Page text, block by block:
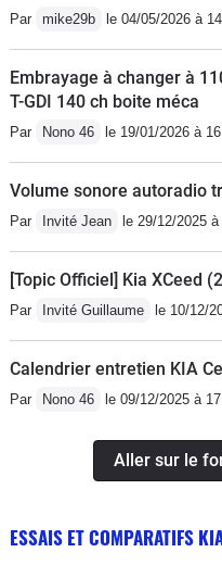
Par mike29b le 04/05/2026 à
Embrayage à changer à
T-GDI 140 ch boite méca
Par Nono 46 le 19/01/2026 à
Volume sonore autoradio
Par Invité Jean le 29/12/2025
[Topic Officiel] Kia XCeed
Par Invité Guillaume le 10/12/
Calendrier entretien KIA
Par Nono 46 le 09/12/2025 à
Aller sur le
ESSAIS ET COMPARATIFS